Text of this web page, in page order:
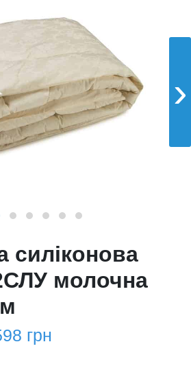
›
силіконова
молочна
грн